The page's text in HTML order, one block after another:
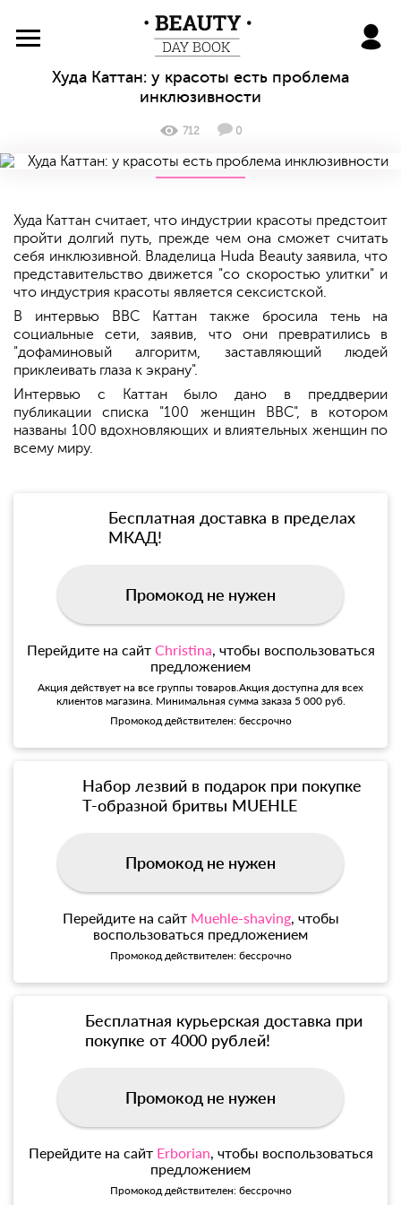
BeautyDayBook
Худа Каттан: у красоты есть проблема
инклюзивности
712 0
Худа Каттан считает, что индустрии красоты предстоит
пройти долгий путь, прежде чем она сможет считать
себя инклюзивной. Владелица Huda Beauty заявила, что
представительство движется "со скоростью улитки" и
что индустрия красоты является сексистской.
В интервью BBC Каттан также бросила тень на
социальные сети, заявив, что они превратились в
"дофаминовый алгоритм, заставляющий людей
приклеивать глаза к экрану".
Интервью с Каттан было дано в преддверии
публикации списка "100 женщин BBC", в котором
названы 100 вдохновляющих и влиятельных женщин по
всему миру.
Бесплатная доставка в пределах
МКАД!
Промокод не нужен
Перейдите на сайт Christina, чтобы воспользоваться
предложением
Акция действует на все группы товаров.Акция доступна для всех
клиентов магазина. Минимальная сумма заказа 5 000 руб.
Промокод действителен: бессрочно
Набор лезвий в подарок при покупке
Т-образной бритвы MUEHLE
Промокод не нужен
Перейдите на сайт Muehle-shaving, чтобы
воспользоваться предложением
Промокод действителен: бессрочно
Бесплатная курьерская доставка при
покупке от 4000 рублей!
Промокод не нужен
Перейдите на сайт Erborian, чтобы воспользоваться
предложением
Промокод действителен: бессрочно